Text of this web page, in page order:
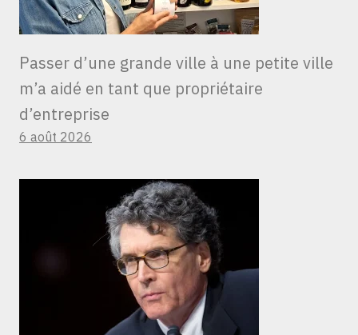
Passer d’une grande ville à une petite ville
m’a aidé en tant que propriétaire
d’entreprise
6 août 2026